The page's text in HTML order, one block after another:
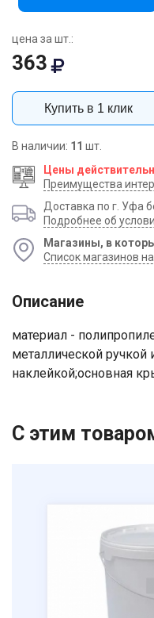
цена за шт.:
363
Купить в 1 клик
В наличии: 11 шт.
Цены
Преимущества
Доставка по г. Уфа
Подробнее об
Магазины, в
Список магазинов на
Описание
материал -
металлической
наклейкой;основная
С этим
Ваше имя
Номер
Нажимая на
соглашаетесь